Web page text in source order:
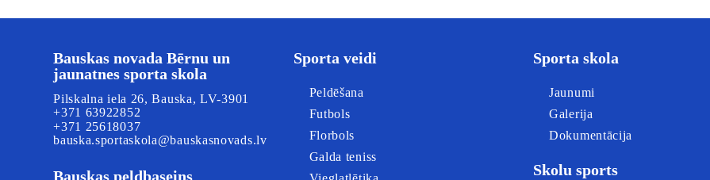
Bauskas novada Bērnu un
jaunatnes sporta skola
Pilskalna iela 26, Bauska, LV-3901
+371 63922852
+371 25618037
bauska.sportaskola@bauskasnovads.lv
Bauskas peldbaseins
Sporta veidi
Peldēšana
Futbols
Florbols
Galda teniss
Sporta skola
Jaunumi
Galerija
Dokumentācija
Skolu sports